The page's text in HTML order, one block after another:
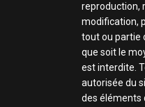
reproduction,
modification,
tout ou partie
que soit le
est interdite.
autorisée du
des éléments